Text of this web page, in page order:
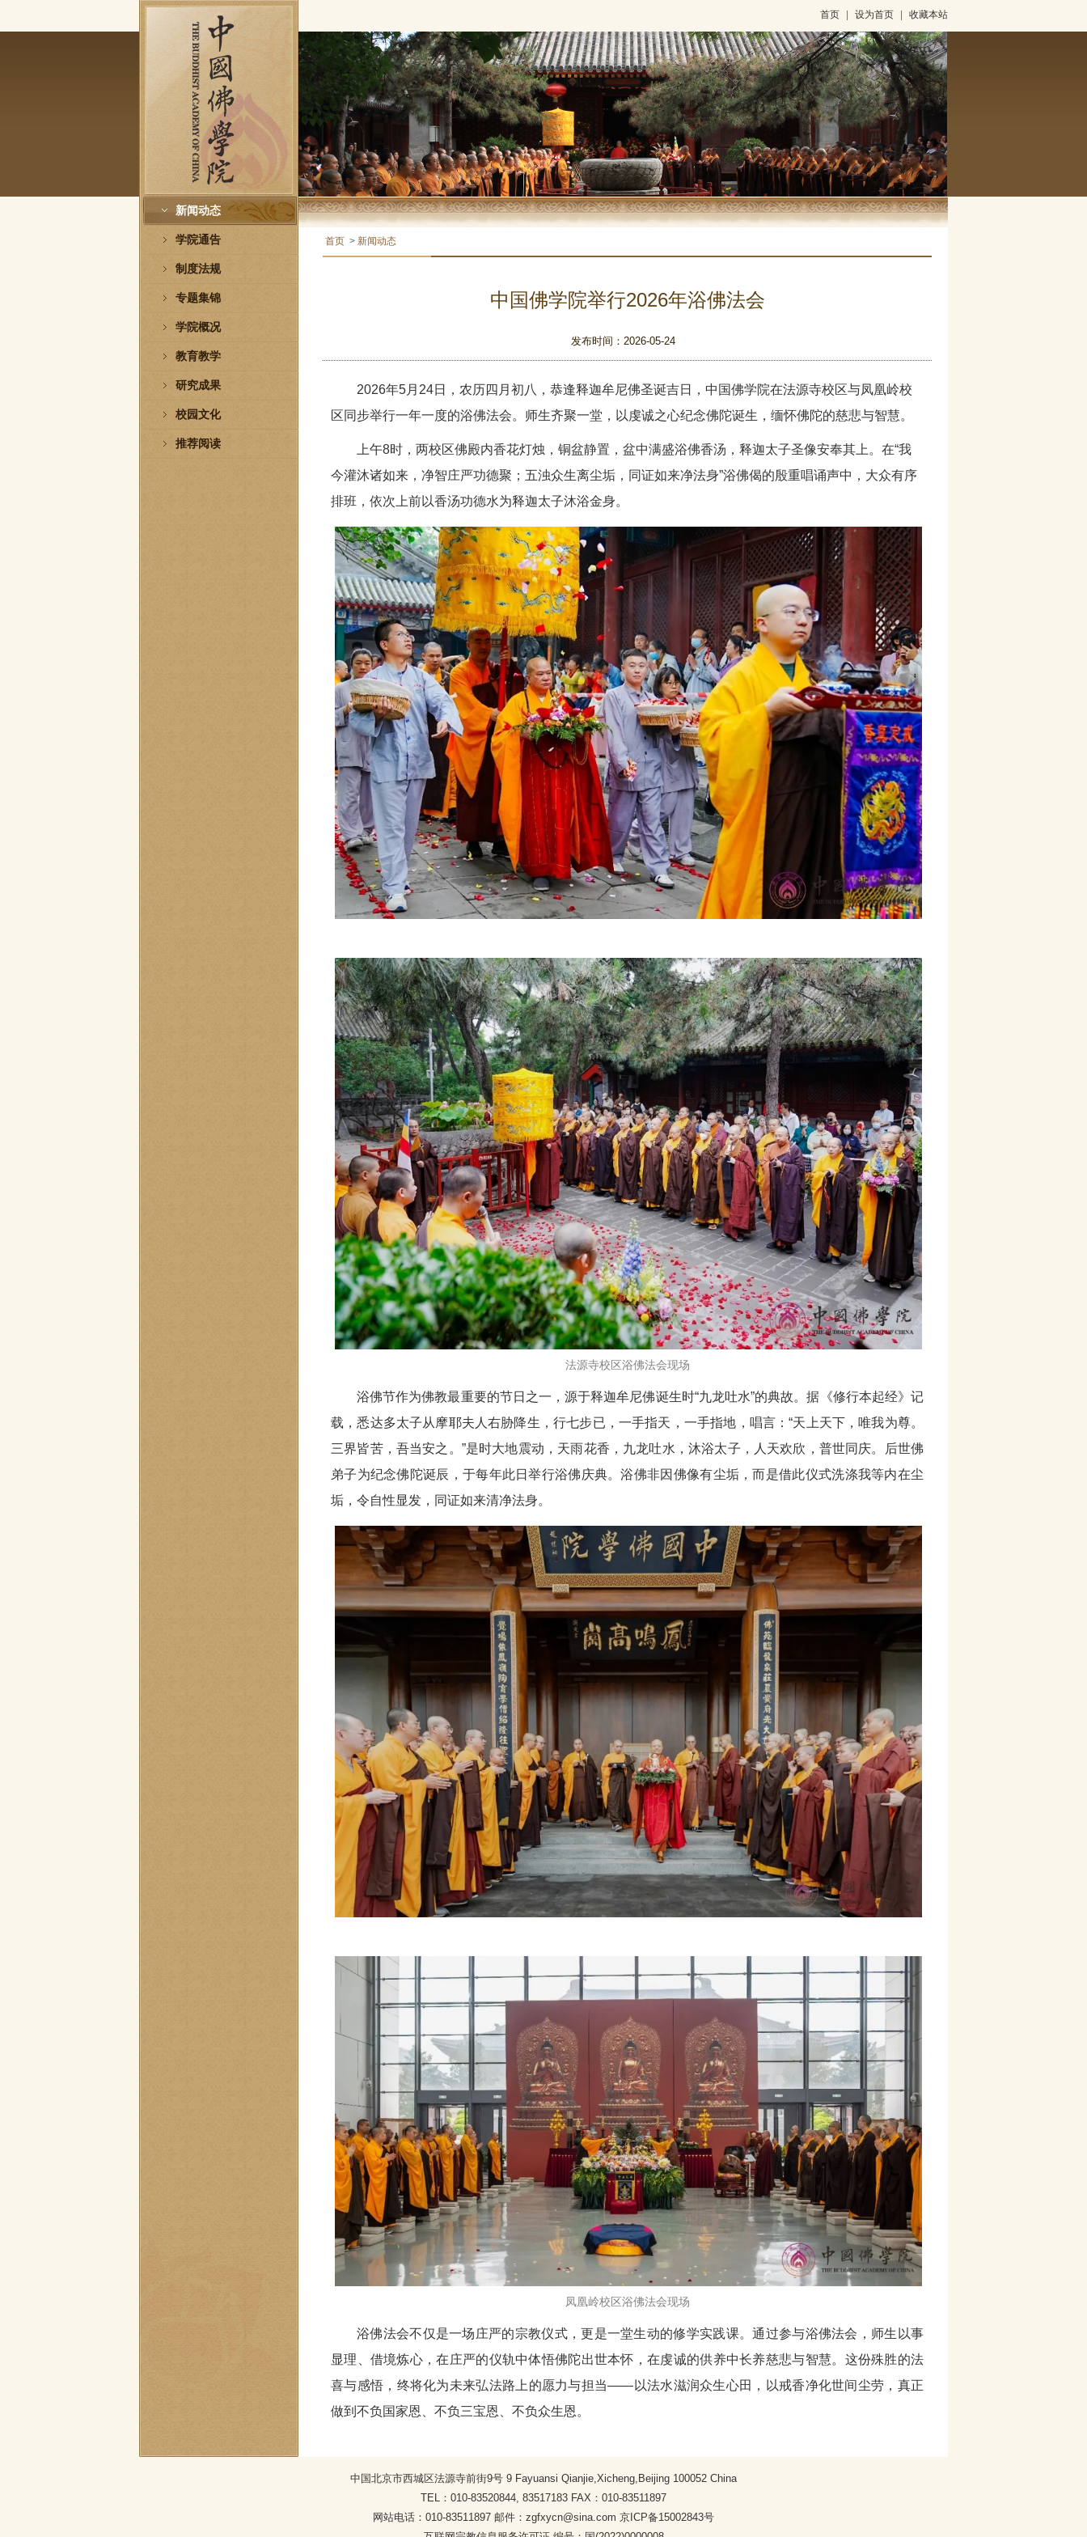
首页 设为首页 收藏本站
新闻动态
学院通告
制度法规
专题集锦
学院概况
教育教学
研究成果
校园文化
推荐阅读
首页 > 新闻动态
中国佛学院举行2026年浴佛法会
发布时间：2026-05-24
2026年5月 24日，农历四月初八，恭逢释迦牟尼佛圣诞吉日，中国佛学院在法源寺校区与凤凰岭校
区同步举行一年一度的浴佛法会。师生齐聚一堂，以虔诚之心纪念佛陀诞生，缅怀佛陀的慈悲与智慧。
上午8时，两校区佛殿内香花灯烛，铜盆静置，盆中满盛浴佛香汤，释迦太子圣像安奉其上。在“我
今灌沐诸如来，净智庄严功德聚；五浊众生离尘垢，同证如来净法身”浴佛偈的殷重唱诵声中，大众有序
排班，依次上前以香汤功德水为释迦太子沐浴金身。
法源寺校区浴佛法会现场
浴佛节作为佛教最重要的节日之一，源于释迦牟尼佛诞生时“九龙吐水”的典故。据《修行本起经》记
载，悉达多太子从摩耶夫人右胁降生，行七步已，一手指天，一手指地，唱言：“天上天下，唯我为尊。
三界皆苦，吾当安之。 ”是时大地震动，天雨花香，九龙吐水，沐浴太子，人天欢欣，普世同庆。后世佛
弟子为纪念佛陀诞辰，于每年此日举行浴佛庆典。浴佛非因佛像有尘垢，而是借此仪式洗涤我等内在尘
垢，令自性显发，同证如来清净法身。
凤凰岭校区浴佛法会现场
浴佛法会不仅是一场庄严的宗教仪式，更是一堂生动的修学实践课。通过参与浴佛法会，师生以事
显理、借境炼心，在庄严的仪轨中体悟佛陀出世本怀，在虔诚的供养中长养慈悲与智慧。这份殊胜的法
喜与感悟，终将化为未来弘法路上的愿力与担当—— 以法水滋润众生心田，以戒香净化世间尘劳，真正
做到不负国家恩、不负三宝恩、不负众生恩。
中国北京市西城区法源寺前街9号 9 Fayuansi Qianjie,Xicheng,Beijing 100052 China
TEL：010-83520844, 83517183 FAX：010-83511897
网站电话：010-83511897 邮件：zgfxycn@sina.com 京ICP备15002843号